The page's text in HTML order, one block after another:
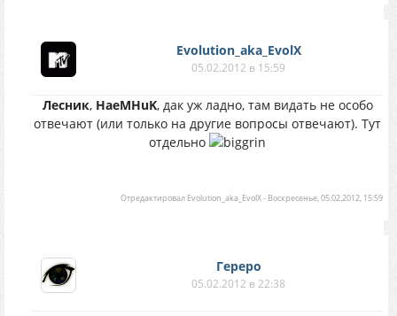
Evolution_aka_EvolX
05.02.2012 в 15:59
Лесник, HaeMHuK, дак уж ладно, там видать не особо
отвечают (или только на другие вопросы отвечают). Тут
отдельно
Отредактировал Evolution_aka_EvolX- Воскресенье, 05.02.2012, 15:59
Гереро
05.02.2012 в 22:38